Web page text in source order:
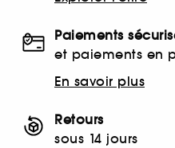
Paiements
et paiements en
En savoir plus
Retours
sous 14 jours